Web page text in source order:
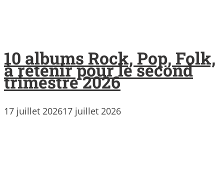
10 albums Rock, Pop, Folk,
à retenir pour le second
trimestre 2026
17 juillet 202617 juillet 2026